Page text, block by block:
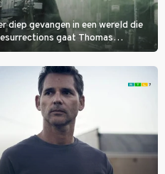
diep gevangen in een wereld die
gaat Thomas
ontsnappen.